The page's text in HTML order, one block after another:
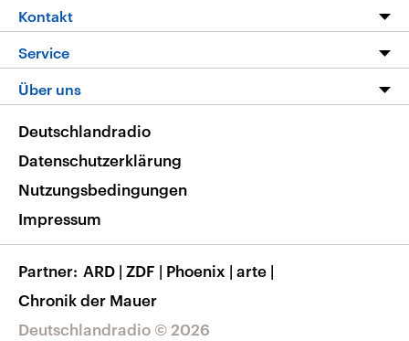
Die Nachrichten
Nachrichtenleicht
Neue Beiträge auf dlf.de
Livestream
Podcasts
Deutschlandfunk App
Nachrichten App
Frequenzen
Kontakt
Hörerservice
Service
FAQ
Veranstaltungen
Musikliste
RSS
Über uns
Barrierefreiheit
Deutschlandradio © 2026
Deutschlandradio
Datenschutzerklärung
Nutzungsbedingungen
Impressum
Partner ARD | ZDF | Phoenix | arte |
Chronik der Mauer